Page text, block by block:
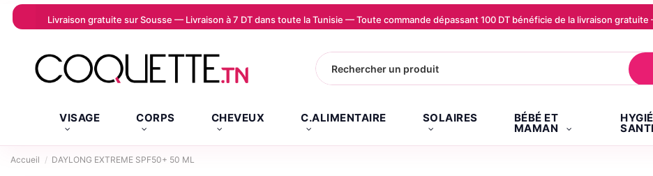
Livraison gratuite sur Sousse — Livraison à 7 DT dans toute la Tunisie — Toute commande dépassant 100 DT bénéficie de la livraison
VISAGE CORPS CHEVEUX C.ALIMENTAIRE SOLAIRES BÉBÉ ET
MAMAN
Accueil DAYLONG EXTREME SPF50+ 50 ML